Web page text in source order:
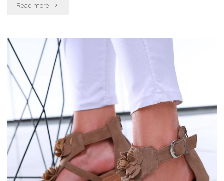
Read more "Właściwości
roboczych
Atlas"